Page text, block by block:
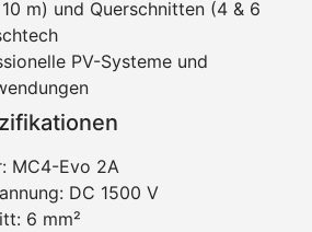
m) und Querschnitten (4 & 6
PV-Systeme und
MC4-Evo 2A
DC 1500 V
6 mm²